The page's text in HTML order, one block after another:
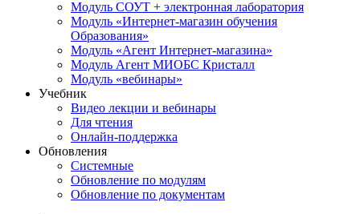
Модуль СОУТ + электронная лаборатория
Модуль «Интернет-магазин обучения
Образования»
Модуль «Агент Интернет-магазина»
Модуль Агент МИОБС Кристалл
Модуль «вебинары»
Учебник
Видео лекции и вебинары
Для чтения
Онлайн-поддержка
Обновления
Системные
Обновление по модулям
Обновление по документам